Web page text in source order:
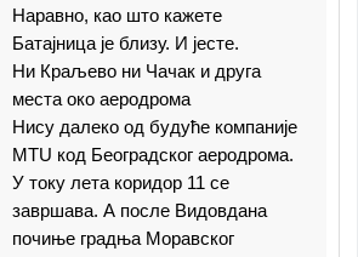
Наравно, као што кажете
Батајница је близу. И јесте.
Ни Краљево ни Чачак и друга
места око аеродрома
Нису далеко од будуће компаније
МТU код Београдског аеродрома.
У току лета коридор 11 се
завршава. А после Видовдана
почиње градња Моравског